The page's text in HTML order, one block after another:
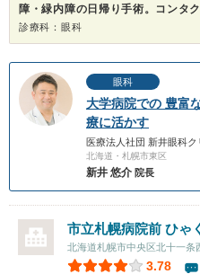
障・緑内障の日帰り手術。コンタク
診療科：眼科
眼科
大学病院での 豊富
療に活かす
医療法人社団 新井眼科ク
北海道・札幌市東区
新井 悠介 院長
市立札幌病院前 ひゃ
北海道札幌市中央区北十一条
3.78